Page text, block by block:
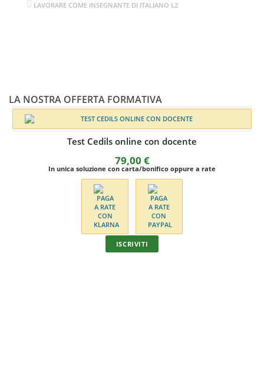
LAVORARE COME INSEGNANTE DI ITALIANO L2
LA NOSTRA OFFERTA FORMATIVA